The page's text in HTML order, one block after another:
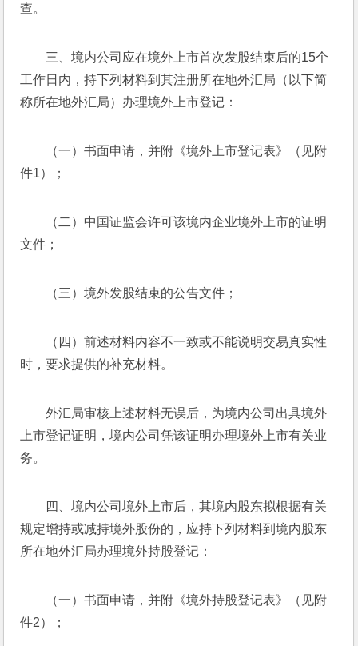
查。
三、境内公司应在境外上市首次发股结束后的15个
工作日内，持下列材料到其注册所在地外汇局（以下简
称所在地外汇局）办理境外上市登记：
（一）书面申请，并附《境外上市登记表》（见附
件1）；
（二）中国证监会许可该境内企业境外上市的证明
文件；
（三）境外发股结束的公告文件；
（四）前述材料内容不一致或不能说明交易真实性
时，要求提供的补充材料。
外汇局审核上述材料无误后，为境内公司出具境外
上市登记证明，境内公司凭该证明办理境外上市有关业
务。
四、境内公司境外上市后，其境内股东拟根据有关
规定增持或减持境外股份的，应持下列材料到境内股东
所在地外汇局办理境外持股登记：
（一）书面申请，并附《境外持股登记表》（见附
件2）；